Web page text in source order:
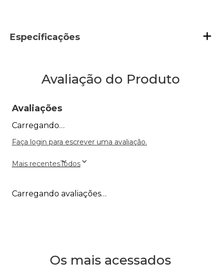
Especificações
Avaliação do Produto
Avaliações
Carregando…
Faça login para escrever uma avaliação.
Mais recentesTodos
Carregando avaliações…
Os mais acessados